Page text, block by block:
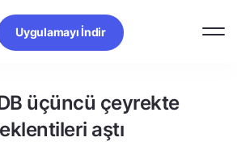
Uygulamayı İndir
üçüncü çeyrekte
aştı